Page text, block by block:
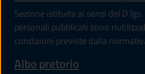
Sezione istituita ai sensi del
personali pubblicati sono
condizioni previste dalla
Albo pretorio